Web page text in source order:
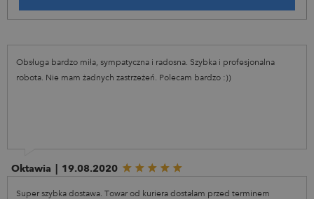
Obsługa bardzo miła, sympatyczna i radosna. Szybka i profesjonalna
robota. Nie mam żadnych zastrzeżeń. Polecam bardzo :))
Oktawia | 19.08.2020
Super szybka dostawa. Towar od kuriera dostałam przed terminem